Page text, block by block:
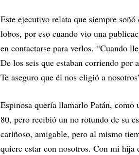
Este ejecutivo relata que siempre
lobos, por eso cuando vio una
en contactarse para verlos. “Cuando
De los seis que estaban corriendo por
Te aseguro que él nos eligió a
Espinosa quería llamarlo Patán, como
80, pero recibió un no rotundo de su
cariñoso, amigable, pero al mismo
quiere estar con nosotros. Con mi hija